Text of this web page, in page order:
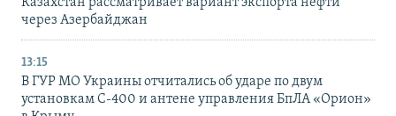
Казахстан рассматривает вариант экспорта нефти
через Азербайджан
13:15
В ГУР МО Украины отчитались об ударе по двум
установкам С-400 и антене управления БпЛА «Орион»